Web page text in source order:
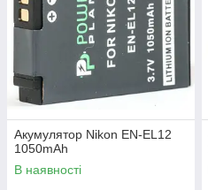
Акумулятор Nikon EN-EL12
1050mAh
В наявності